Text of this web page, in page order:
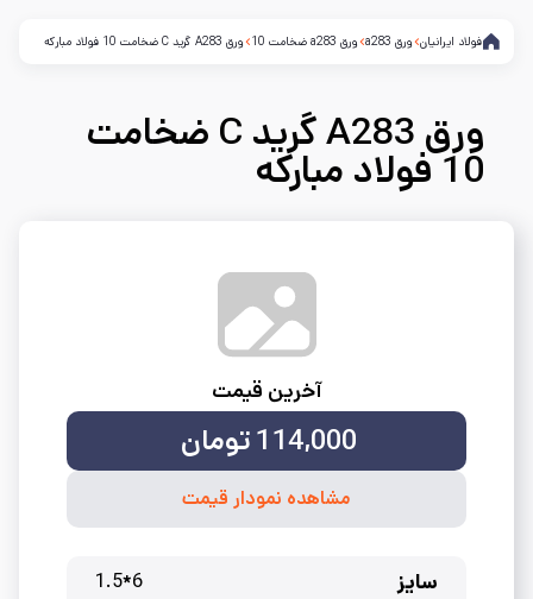
فولاد ایرانیان ورق a283 ورق a283 ضخامت 10 ورق A283 گرید C ضخامت 10 فولاد مبارکه
ورق A283 گرید C ضخامت
10 فولاد مبارکه
آخرین قیمت
114,000تومان
مشاهده نمودار قیمت
سایز 6*1.5